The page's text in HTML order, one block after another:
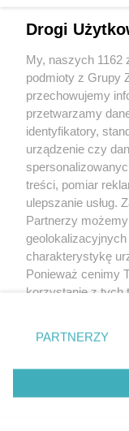
dywan
Żaden utwór
rozpowszechniany lub
także elektroniczny lub
jakiejkolwiek formie,
zgody właściciela praw.
całości lub w części z
zabronione pod groźbą
Drogi
My, naszych 1162
podmioty z Grupy
przechowujemy
przetwarzamy
identyfikatory,
urządzenie czy
treści, pomiar
ulepszanie usług.
Partnerzy
charakterystykę
Ponieważ cenimy
korzystanie z tych
zmienić/wycofać
znajdujący się w
rodzaje
użytkownika, ale
przetwarzaniu.
PARTNERZY